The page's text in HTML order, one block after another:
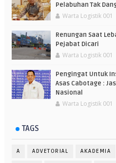
Pelabuhan Tak
Warta Logistik 001
Renungan Saat
Pejabat Dicari
Warta Logistik 001
Pengingat Untuk
Asas Cabotage :
Nasional
Warta Logistik 001
TAGS
A ADVETORIAL AKADEMIA